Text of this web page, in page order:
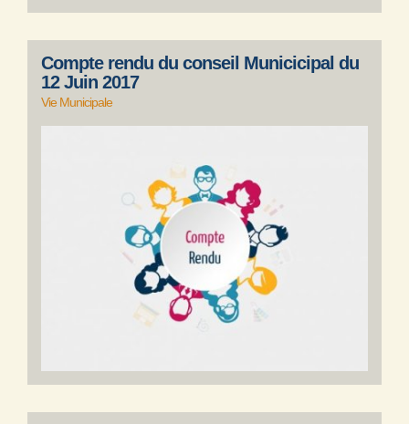
Compte rendu du conseil Municicipal du
12 Juin 2017
Vie Municipale